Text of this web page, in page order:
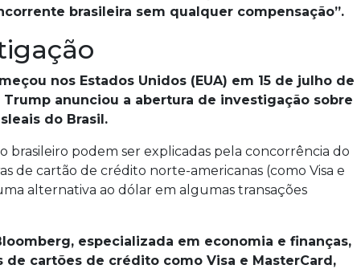
brasileira sem qualquer compensação”.
nos Estados Unidos (EUA) em 15 de julho de
anunciou a abertura de investigação sobre
do Brasil.
brasileiro podem ser explicadas pela concorrência do
de cartão de crédito norte-americanas (como Visa e
alternativa ao dólar em algumas transações
especializada em economia e finanças,
cartões de crédito como Visa e MasterCard,